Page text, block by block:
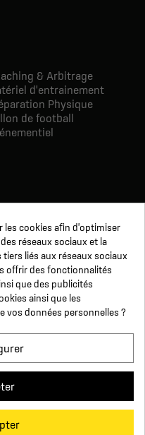
& Arbitrage
d'entrainement
Physique
de football
LinkedIn
Paiement sécurisé
Click For Foot x
les cookies afin d'optimiser
réseaux sociaux et la
liés aux réseaux sociaux
offrir des fonctionnalités
que des publicités
ainsi que les
vos données personnelles ?